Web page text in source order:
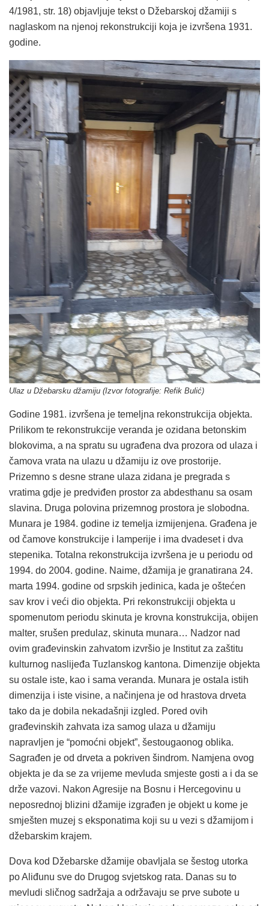
4/1981, str. 18) objavljuje tekst o Džebarskoj džamiji s
naglaskom na njenoj rekonstrukciji koja je izvršena 1931.
godine.
Ulaz u Džebarsku džamiju (Izvor fotografije: Refik Bulić)
Godine 1981. izvršena je temeljna rekonstrukcija objekta.
Prilikom te rekonstrukcije veranda je ozidana betonskim
blokovima, a na spratu su ugrađena dva prozora od ulaza i
čamova vrata na ulazu u džamiju iz ove prostorije.
Prizemno s desne strane ulaza zidana je pregrada s
vratima gdje je predviđen prostor za abdesthanu sa osam
slavina. Druga polovina prizemnog prostora je slobodna.
Munara je 1984. godine iz temelja izmijenjena. Građena je
od čamove konstrukcije i lamperije i ima dvadeset i dva
stepenika. Totalna rekonstrukcija izvršena je u periodu od
1994. do 2004. godine. Naime, džamija je granatirana 24.
marta 1994. godine od srpskih jedinica, kada je oštećen
sav krov i veći dio objekta. Pri rekonstrukciji objekta u
spomenutom periodu skinuta je krovna konstrukcija, obijen
malter, srušen predulaz, skinuta munara… Nadzor nad
ovim građevinskin zahvatom izvršio je Institut za zaštitu
kulturnog naslijeđa Tuzlanskog kantona. Dimenzije objekta
su ostale iste, kao i sama veranda. Munara je ostala istih
dimenzija i iste visine, a načinjena je od hrastova drveta
tako da je dobila nekadašnji izgled. Pored ovih
građevinskih zahvata iza samog ulaza u džamiju
napravljen je “pomoćni objekt”, šestougaonog oblika.
Sagrađen je od drveta a pokriven šindrom. Namjena ovog
objekta je da se za vrijeme mevluda smjeste gosti a i da se
drže vazovi. Nakon Agresije na Bosnu i Hercegovinu u
neposrednoj blizini džamije izgrađen je objekt u kome je
smješten muzej s eksponatima koji su u vezi s džamijom i
džebarskim krajem.
Dova kod Džebarske džamije obavljala se šestog utorka
po Aliđunu sve do Drugog svjetskog rata. Danas su to
mevludi sličnog sadržaja a održavaju se prve subote u